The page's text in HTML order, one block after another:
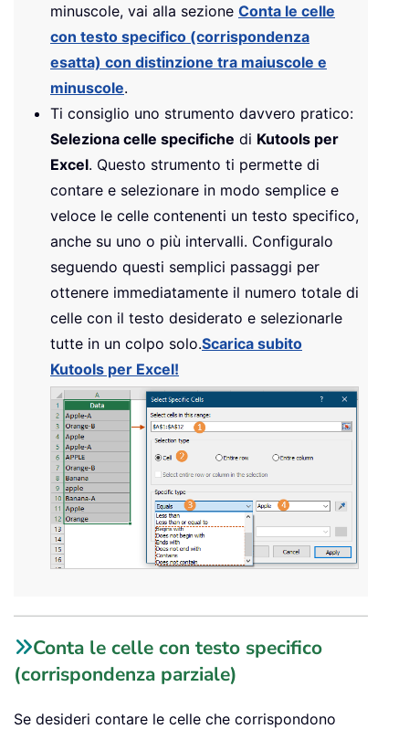
minuscole, vai alla sezione Conta le celle
con testo specifico (corrispondenza
esatta) con distinzione tra maiuscole e
minuscole.
Ti consiglio uno strumento davvero pratico:
Seleziona celle specifiche di Kutools per
Excel. Questo strumento ti permette di
contare e selezionare in modo semplice e
veloce le celle contenenti un testo specifico,
anche su uno o più intervalli. Configuralo
seguendo questi semplici passaggi per
ottenere immediatamente il numero totale di
celle con il testo desiderato e selezionarle
tutte in un colpo solo.Scarica subito
Kutools per Excel!
Conta le celle con testo specifico
(corrispondenza parziale)
Se desideri contare le celle che corrispondono